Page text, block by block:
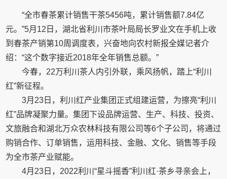
“全市春茶累计销售干茶5456吨，累计销售额7.84亿
元。”5月12日，湖北省利川市茶叶局局长罗业文在手机上收
到春茶产销第10周调度表，兴奋地向农村新报全媒记者介
绍：“这个数字接近2018年全年销售总额。”
今春，22万利川茶人内引外联，乘风扬帆，踏上“利川
红”新征程。
3月23日，利川红产业集团正式组建运营，为擦亮“利川
红”品牌凝聚力量。集团下设品牌运营、生产、科技、投资、
文旅融合和湖北万众农林科技有限公司等6个子公司，将通过
购销合作、订单销售，运用科技、金融、文化、销售等手段
为全市茶产业赋能。
4月23日，2022利川“星斗摇香”利川红·茶乡寻亲会上，